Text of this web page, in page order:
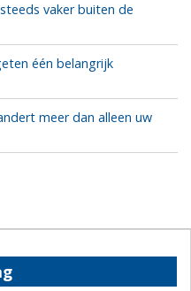
vaker buiten de
één belangrijk
meer dan alleen uw